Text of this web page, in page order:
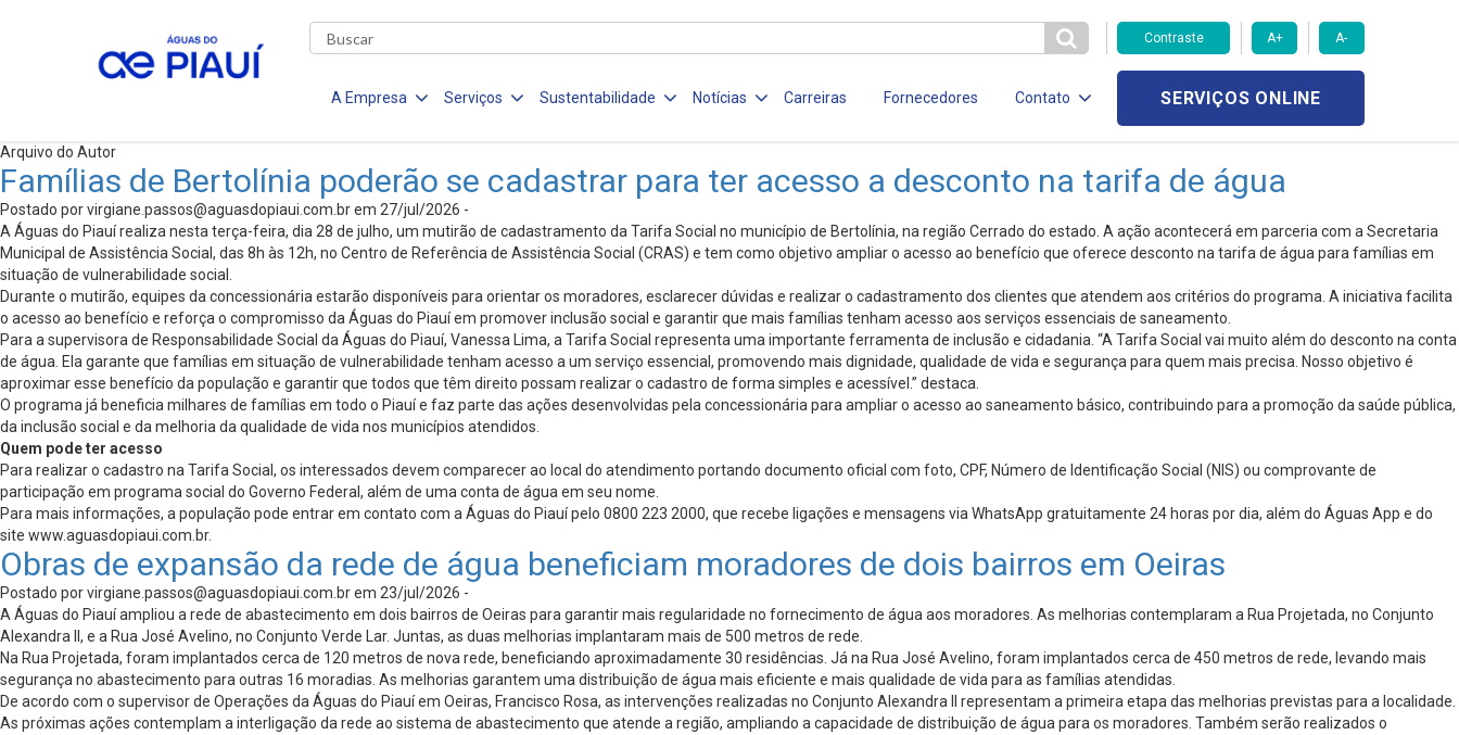
Contraste A+ A-
A Empresa Serviços Sustentabilidade Notícias Carreiras Fornecedores Contato SERVIÇOS ONLINE
Arquivo do Autor
Famílias de Bertolínia poderão se cadastrar para ter acesso a desconto na tarifa de água
Postado porvirgiane.passos@aguasdopiaui.com.brem 27/jul/2026 -
A Águas do Piauí realiza nesta terça-feira, dia 28 de julho, um mutirão de cadastramento da Tarifa Social no município de Bertolínia, na região Cerrado do estado. A ação acontecerá em parceria com a Secretaria
Municipal de Assistência Social, das 8h às 12h, no Centro de Referência de Assistência Social (CRAS) e tem como objetivo ampliar o acesso ao benefício que oferece desconto na tarifa de água para famílias em
situação de vulnerabilidade social.
Durante o mutirão, equipes da concessionária estarão disponíveis para orientar os moradores, esclarecer dúvidas e realizar o cadastramento dos clientes que atendem aos critérios do programa. A iniciativa facilita
o acesso ao benefício e reforça o compromisso da Águas do Piauí em promover inclusão social e garantir que mais famílias tenham acesso aos serviços essenciais de saneamento.
Para a supervisora de Responsabilidade Social da Águas do Piauí, Vanessa Lima, a Tarifa Social representa uma importante ferramenta de inclusão e cidadania. “A Tarifa Social vai muito além do desconto na conta
de água. Ela garante que famílias em situação de vulnerabilidade tenham acesso a um serviço essencial, promovendo mais dignidade, qualidade de vida e segurança para quem mais precisa. Nosso objetivo é
aproximar esse benefício da população e garantir que todos que têm direito possam realizar o cadastro de forma simples e acessível.” destaca.
O programa já beneficia milhares de famílias em todo o Piauí e faz parte das ações desenvolvidas pela concessionária para ampliar o acesso ao saneamento básico, contribuindo para a promoção da saúde pública,
da inclusão social e da melhoria da qualidade de vida nos municípios atendidos.
Quem pode ter acesso
Para realizar o cadastro na Tarifa Social, os interessados devem comparecer ao local do atendimento portando documento oficial com foto, CPF, Número de Identificação Social (NIS) ou comprovante de
participação em programa social do Governo Federal, além de uma conta de água em seu nome.
Para mais informações, a população pode entrar em contato com a Águas do Piauí pelo 0800 223 2000, que recebe ligações e mensagens via WhatsApp gratuitamente 24 horas por dia, além do Águas App e do
site www.aguasdopiaui.com.br.
Obras de expansão da rede de água beneficiam moradores de dois bairros em Oeiras
Postado porvirgiane.passos@aguasdopiaui.com.brem 23/jul/2026 -
A Águas do Piauí ampliou a rede de abastecimento em dois bairros de Oeiras para garantir mais regularidade no fornecimento de água aos moradores. As melhorias contemplaram a Rua Projetada, no Conjunto
Alexandra II, e a Rua José Avelino, no Conjunto Verde Lar. Juntas, as duas melhorias implantaram mais de 500 metros de rede.
Na Rua Projetada, foram implantados cerca de 120 metros de nova rede, beneficiando aproximadamente 30 residências. Já na Rua José Avelino, foram implantados cerca de 450 metros de rede, levando mais
segurança no abastecimento para outras 16 moradias. As melhorias garantem uma distribuição de água mais eficiente e mais qualidade de vida para as famílias atendidas.
De acordo com o supervisor de Operações da Águas do Piauí em Oeiras, Francisco Rosa, as intervenções realizadas no Conjunto Alexandra II representam a primeira etapa das melhorias previstas para a localidade.
As próximas ações contemplam a interligação da rede ao sistema de abastecimento que atende a região, ampliando a capacidade de distribuição de água para os moradores. Também serão realizados o